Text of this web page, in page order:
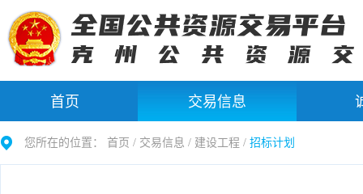
首页 交易信息
您所在的位置： 首页 / 交易信息 / 建设工程 / 招标计划